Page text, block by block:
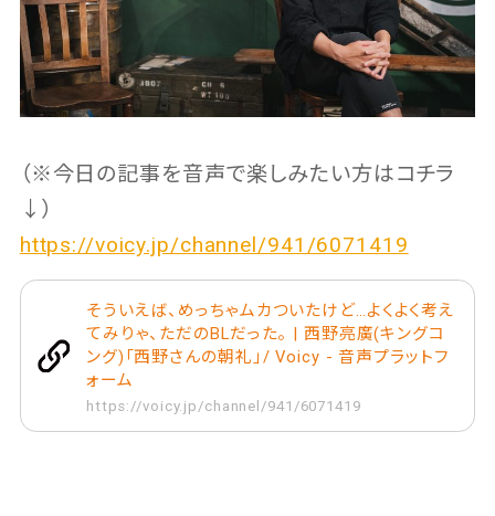
（※今日の記事を音声で楽しみたい方はコチラ
↓）
https://voicy.jp/channel/941/6071419
そういえば、めっちゃムカついたけど…よくよく考え
てみりゃ、ただのBLだった。 | 西野亮廣(キングコ
ング)「西野さんの朝礼」/ Voicy - 音声プラットフ
ォーム
https://voicy.jp/channel/941/6071419